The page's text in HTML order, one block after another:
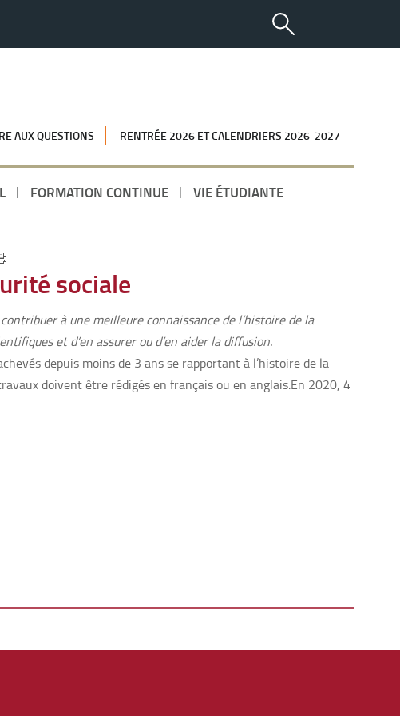
AUX QUESTIONS RENTRÉE 2026 ET CALENDRIERS 2026-2027
FORMATION CONTINUE VIE ÉTUDIANTE
sociale
à une meilleure connaissance de l’histoire de la
et d’en assurer ou d’en aider la diffusion.
depuis moins de 3 ans se rapportant à l’histoire de la
doivent être rédigés en français ou en anglais.En 2020, 4